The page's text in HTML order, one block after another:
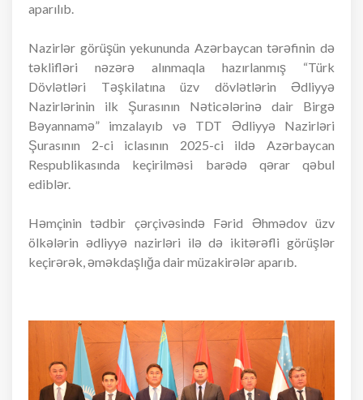
aparılıb.
Nazirlər görüşün yekununda Azərbaycan tərəfinin də
təklifləri nəzərə alınmaqla hazırlanmış “Türk
Dövlətləri Təşkilatına üzv dövlətlərin Ədliyyə
Nazirlərinin ilk Şurasının Nəticələrinə dair Birgə
Bəyannamə” imzalayıb və TDT Ədliyyə Nazirləri
Şurasının 2-ci iclasının 2025-ci ildə Azərbaycan
Respublikasında keçirilməsi barədə qərar qəbul
ediblər.
Həmçinin tədbir çərçivəsində Fərid Əhmədov üzv
ölkələrin ədliyyə nazirləri ilə də ikitərəfli görüşlər
keçirərək, əməkdaşlığa dair müzakirələr aparıb.